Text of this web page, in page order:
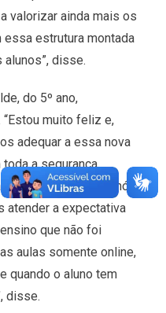
valorizar ainda mais os
estrutura montada
alunos”, disse.
do 5º ano,
muito feliz e,
adequar a essa nova
a segurança,
passadas para nós
atender a expectativa
que não foi
aulas somente online,
quando o aluno tem
disse.